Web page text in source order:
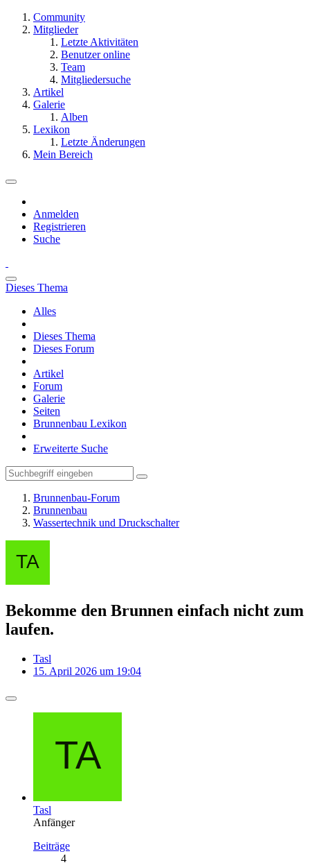
Community
Mitglieder
Letzte Aktivitäten
Benutzer online
Team
Mitgliedersuche
Artikel
Galerie
Alben
Lexikon
Letzte Änderungen
Mein Bereich
Anmelden
Registrieren
Suche
Dieses Thema
Alles
Dieses Thema
Dieses Forum
Artikel
Forum
Galerie
Seiten
Brunnenbau Lexikon
Erweiterte Suche
Brunnenbau-Forum
Brunnenbau
Wassertechnik und Druckschalter
Bekomme den Brunnen einfach nicht zum
laufen.
Tasl
15. April 2026 um 19:04
Tasl
Anfänger
Beiträge
4